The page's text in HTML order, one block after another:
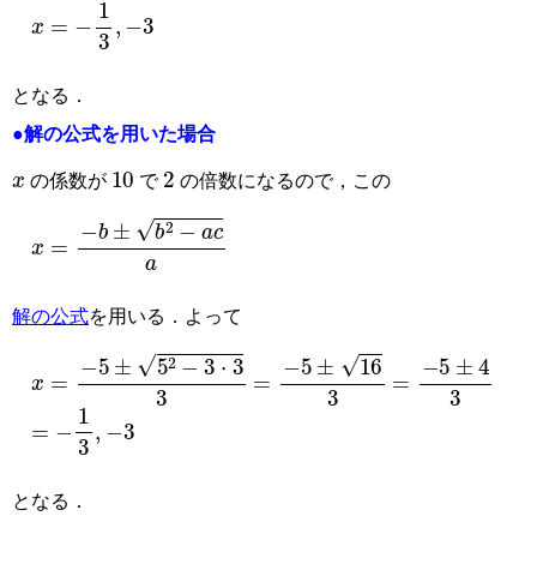
,−
となる．
●解の公式を用いた場合
の係数が
10
で
2
の倍数になるので，この
b±b 2− aca
解の公式を用いる．よって
5±52− 3⋅33 5±163 5±43
3,
となる．